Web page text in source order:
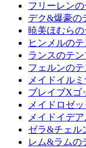
フリーレン
デク&爆豪の
暁美ほむら
ヒンメルの
ランスのテン
フェルンのテ
メイドイル
ブレイブXゴ
メイドロゼ
メイドイデ
ゼラ&チェル
レム&ラムの